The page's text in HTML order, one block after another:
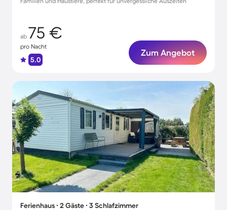
ab 75 €
pro Nacht
5.0
Zum Angebot
Ferienhaus ∙ 2 Gäste ∙ 3 Schlafzimmer